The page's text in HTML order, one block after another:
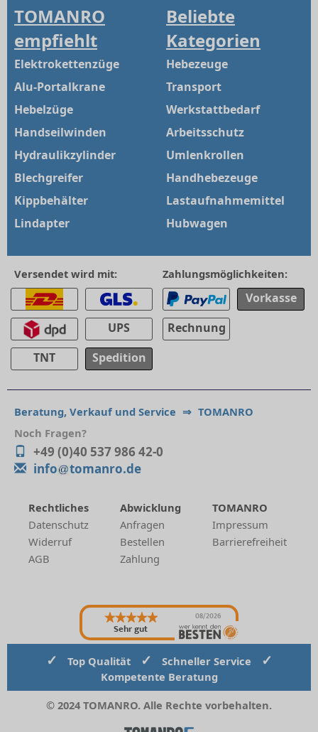
TOMANRO
empfiehlt
Elektrokettenzüge
Alu-Portalkrane
Hebelzüge
Handseilwinden
Hydraulikzylinder
Blechgreifer
Kippbehälter
Lindapter
Beliebte
Kategorien
Hebezeuge
Transport
Werkstattbedarf
Arbeitsschutz
Umlenkrollen
Handhebezeuge
Lastaufnahmemittel
Hubwagen
Versendet wird mit:
UPS
TNT
Spedition
Zahlungsmöglichkeiten:
Vorkasse
Rechnung
Beratung, Verkauf und Service ⇒ TOMANRO
Noch Fragen?
+49 (0)40 537 986 42-0
info
tomanro.de
Rechtliches
Datenschutz
Widerruf
AGB
Abwicklung
Anfragen
Bestellen
Zahlung
TOMANRO
Impressum
Barrierefreiheit
Sehr gut
08/2026
✓ Top Qualität ✓ Schneller Service ✓
Kompetente Beratung
© 2024 TOMANRO. Alle Rechte vorbehalten.